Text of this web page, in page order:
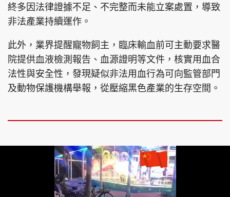
終多因法律證據不足、不完整而未能立案處置，導致
非法產業持續運作。
此外，業界提醒寵物飼主，臨床輸血前可主動要求醫
院提供血液檢測報告、血源證明等文件，核實用血合
法性與安全性，發現疑似非法用血行為可向監管部門
及動物保護機構舉報，從壓縮黑色產業的生存空間。